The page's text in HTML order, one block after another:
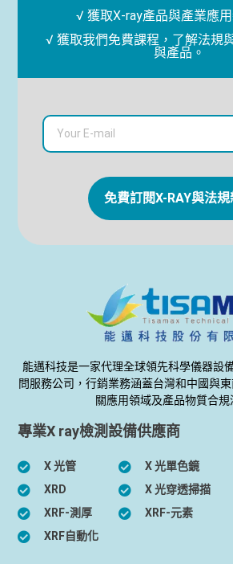
√ 獲取X-ray產品與產業應用
√ 獲取我們免費課程，了解法規
與產品。
免費訂閱X-RAY與法規
能邁科技是一家代理全球領先科學儀器設
問服務公司，行銷業務涵蓋台灣和中國與
關應用領域及產品物質合規
專業X ray檢測設備供應商
X 光管
XRD
XRF-測厚
XRF自動化
X 光單色鏡
X 光穿透掃描
XRF-元素